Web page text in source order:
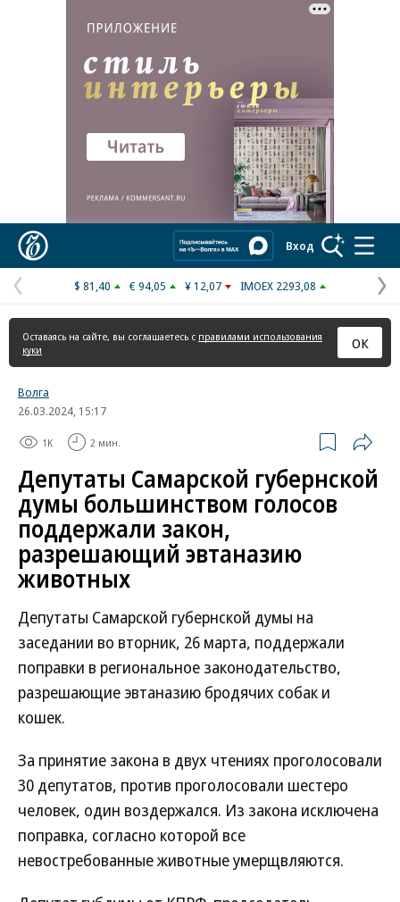
Реклама в «Ъ» www.kommersant.ru/ad
Вход
Предыдущая
страница
$ 81,40 € 94,05 ¥ 12,07 IMOEX 2293,08
Оставаясь на сайте, вы соглашаетесь с правилами использования
куки
ОК
Волга
26.03.2024, 15:17
1K 2 мин.
Депутаты Самарской губернской
думы большинством голосов
поддержали закон,
разрешающий эвтаназию
животных
Депутаты Самарской губернской думы на
заседании во вторник, 26 марта, поддержали
поправки в региональное законодательство,
разрешающие эвтаназию бродячих собак и
кошек.
За принятие закона в двух чтениях проголосовали
30 депутатов, против проголосовали шестеро
человек, один воздержался. Из закона исключена
поправка, согласно которой все
невостребованные животные умерщвляются.